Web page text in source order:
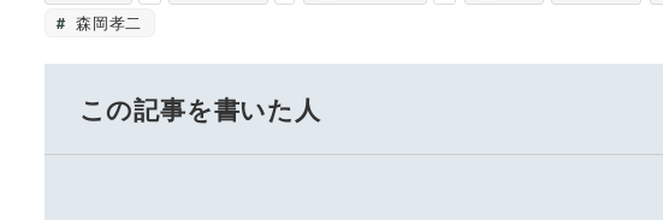
森岡孝二
この記事を書いた人